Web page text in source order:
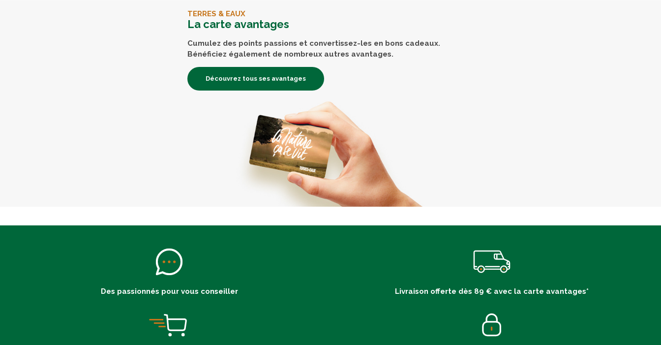
TERRES & EAUX
La carte avantages
Cumulez des points passions et convertissez-les en bons cadeaux.
Bénéficiez également de nombreux autres avantages.
Découvrez tous ses avantages
Des passionnés pour vous conseiller Livraison offerte dès 89 € avec la carte avantages*